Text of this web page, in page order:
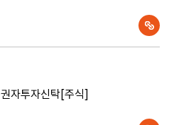
자투자신탁[주식]